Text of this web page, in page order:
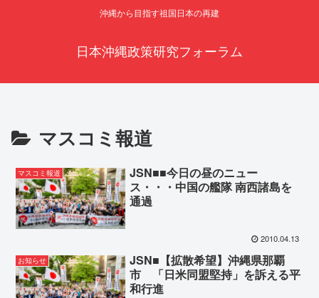
沖縄から目指す祖国日本の再建
日本沖縄政策研究フォーラム
マスコミ報道
マスコミ報道
JSN■■今日の昼のニュー
ス・・・中国の艦隊 南西諸島を
通過
2010.04.13
お知らせ
JSN■【拡散希望】沖縄県那覇
市 「日米同盟堅持」を訴える平
和行進